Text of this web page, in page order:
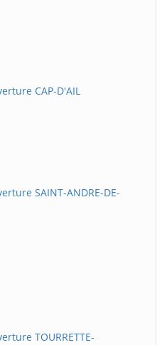
CAP-D'AIL
SAINT-ANDRE-DE-
TOURRETTE-